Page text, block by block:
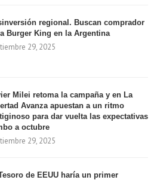
regional. Buscan comprador
Burger King en la Argentina
29, 2025
Milei retoma la campaña y en La
Avanza apuestan a un ritmo
para dar vuelta las expectativas
a octubre
29, 2025
de EEUU haría un primer